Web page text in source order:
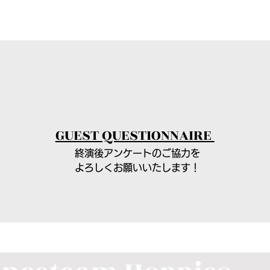
GUEST QUESTIONNAIRE
終演後アンケートのご協力を
​よろしくお願いいたします！